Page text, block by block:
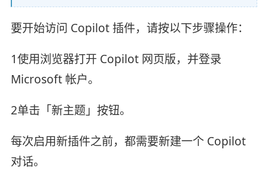
要开始访问 Copilot 插件，请按以下步骤操作：
1使用浏览器打开 Copilot 网页版，并登录
Microsoft 帐户。
2单击「新主题」按钮。
每次启用新插件之前，都需要新建一个 Copilot
对话。